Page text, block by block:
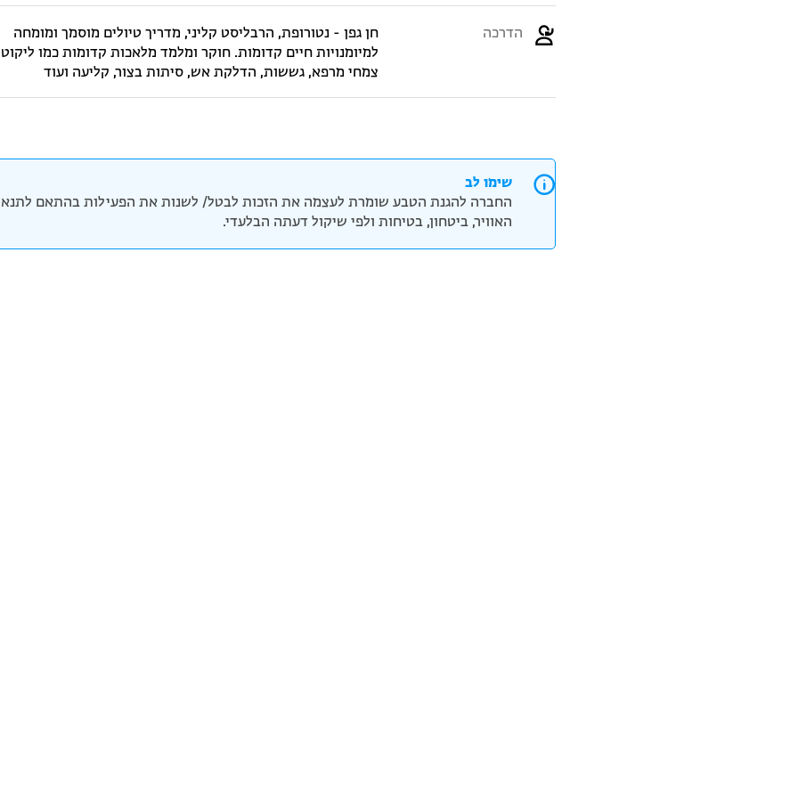
הדרכה
חן גפן - נטורופת, הרבליסט קליני, מדריך טיולים מוסמך ומומחה
למיומנויות חיים קדומות. חוקר ומלמד מלאכות קדומות כמו
צמחי מרפא, גששות, הדלקת אש, סיתות בצור, קליעה ועוד
שימו לב
החברה להגנת הטבע שומרת לעצמה את הזכות לבטל/ לשנות את הפעילות בהתאם
האוויר, ביטחון, בטיחות ולפי שיקול דעתה הבלעדי.